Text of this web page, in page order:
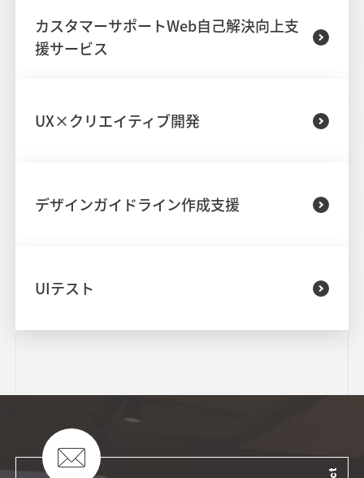
カスタマーサポートWeb自己解決向上支
援サービス
UX×クリエイティブ開発
デザインガイドライン作成支援
UIテスト